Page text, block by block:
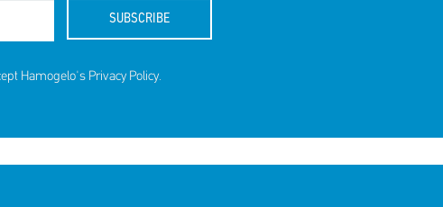
SUBSCRIBE
Hamogelo's Privacy Policy.